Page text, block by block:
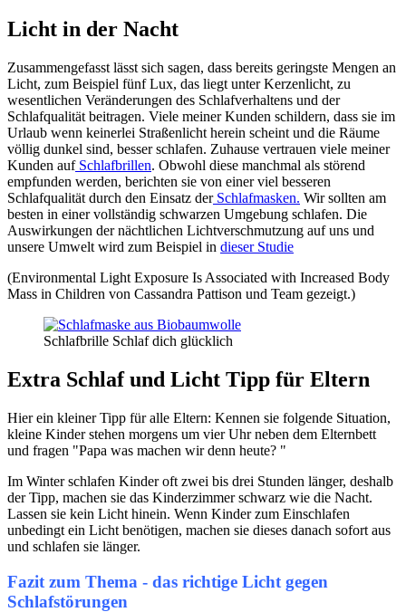
Licht in der Nacht
Zusammengefasst lässt sich sagen, dass bereits geringste Mengen an
Licht, zum Beispiel fünf Lux, das liegt unter Kerzenlicht, zu
wesentlichen Veränderungen des Schlafverhaltens und der
Schlafqualität beitragen. Viele meiner Kunden schildern, dass sie im
Urlaub wenn keinerlei Straßenlicht herein scheint und die Räume
völlig dunkel sind, besser schlafen. Zuhause vertrauen viele meiner
Kunden aufSchlafbrillen. Obwohl diese manchmal als störend
empfunden werden, berichten sie von einer viel besseren
Schlafqualität durch den Einsatz derSchlafmasken. Wir sollten am
besten in einer vollständig schwarzen Umgebung schlafen. Die
Auswirkungen der nächtlichen Lichtverschmutzung auf uns und
unsere Umwelt wird zum Beispiel in dieser Studie
(Environmental Light Exposure Is Associated with Increased Body
Mass in Children von Cassandra Pattison und Team gezeigt.)
Schlafbrille Schlaf dich glücklich
Extra Schlaf und Licht Tipp für Eltern
Hier ein kleiner Tipp für alle Eltern: Kennen sie folgende Situation,
kleine Kinder stehen morgens um vier Uhr neben dem Elternbett
und fragen "Papa was machen wir denn heute? "
Im Winter schlafen Kinder oft zwei bis drei Stunden länger, deshalb
der Tipp, machen sie das Kinderzimmer schwarz wie die Nacht.
Lassen sie kein Licht hinein. Wenn Kinder zum Einschlafen
unbedingt ein Licht benötigen, machen sie dieses danach sofort aus
und schlafen sie länger.
Fazit zum Thema - das richtige Licht gegen
Schlafstörungen